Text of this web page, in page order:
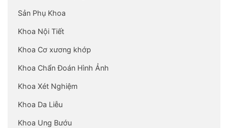
Sản Phụ Khoa
Khoa Nội Tiết
Khoa Cơ xương khớp
Khoa Chẩn Đoán Hình Ảnh
Khoa Xét Nghiệm
Khoa Da Liễu
Khoa Ung Bướu